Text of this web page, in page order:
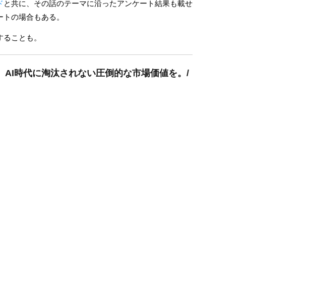
と共に、その話のテーマに沿ったアンケート結果も載せ
の場合もある。
ことも。
時代に淘汰されない圧倒的な市場価値を。/